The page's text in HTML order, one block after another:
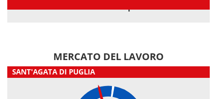
MERCATO DEL LAVORO
SANT'AGATA DI PUGLIA